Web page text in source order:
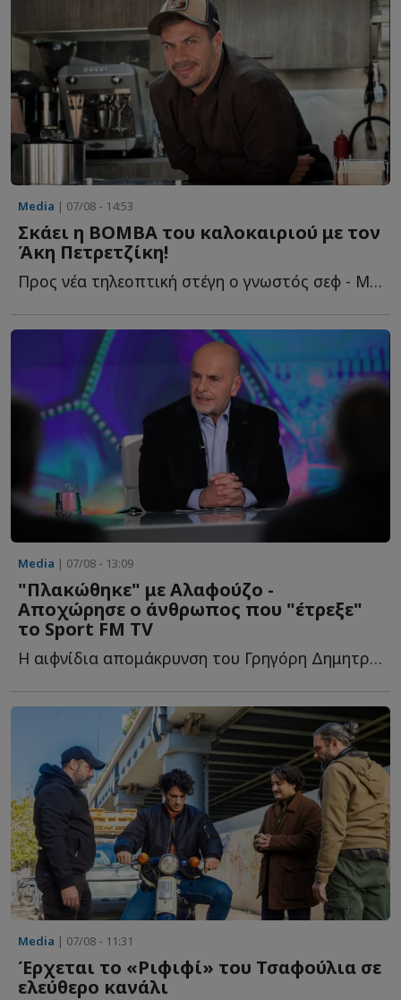
Media | 07/08 - 14:53
Σκάει η ΒΟΜΒΑ του καλοκαιριού με τον
Άκη Πετρετζίκη!
Προς νέα τηλεοπτική στέγη ο γνωστός σεφ - Με ποιο κανάλι β...
Media | 07/08 - 13:09
"Πλακώθηκε" με Αλαφούζο -
Αποχώρησε ο άνθρωπος που "έτρεξε"
το Sport FM TV
Η αιφνίδια απομάκρυνση του Γρηγόρη Δημητριάδη από τ...
Media | 07/08 - 11:31
Έρχεται το «Ριφιφί» του Τσαφούλια σε
ελεύθερο κανάλι